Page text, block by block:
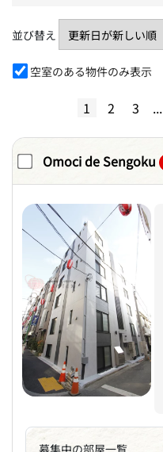
並び替え
空室のある物件のみ表示
1 2 3 ...
Omoci de Sengoku
募集中の部屋一覧